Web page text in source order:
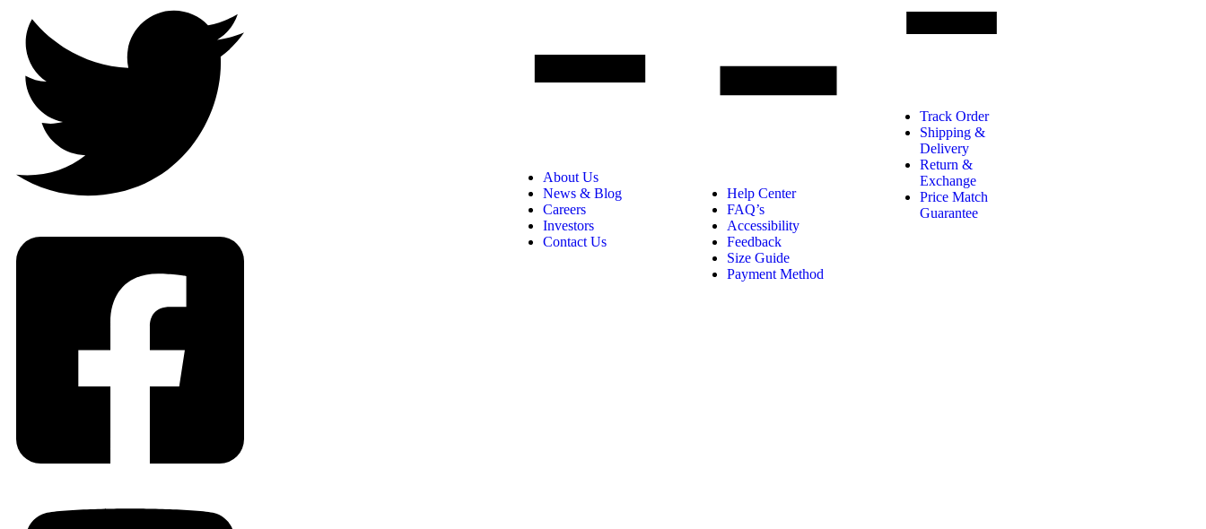
About Us
News & Blog
Careers
Investors
Contact Us
Help Center
FAQ’s
Accessibility
Feedback
Size Guide
Payment Method
Track Order
Shipping &
Delivery
Return &
Exchange
Price Match
Guarantee